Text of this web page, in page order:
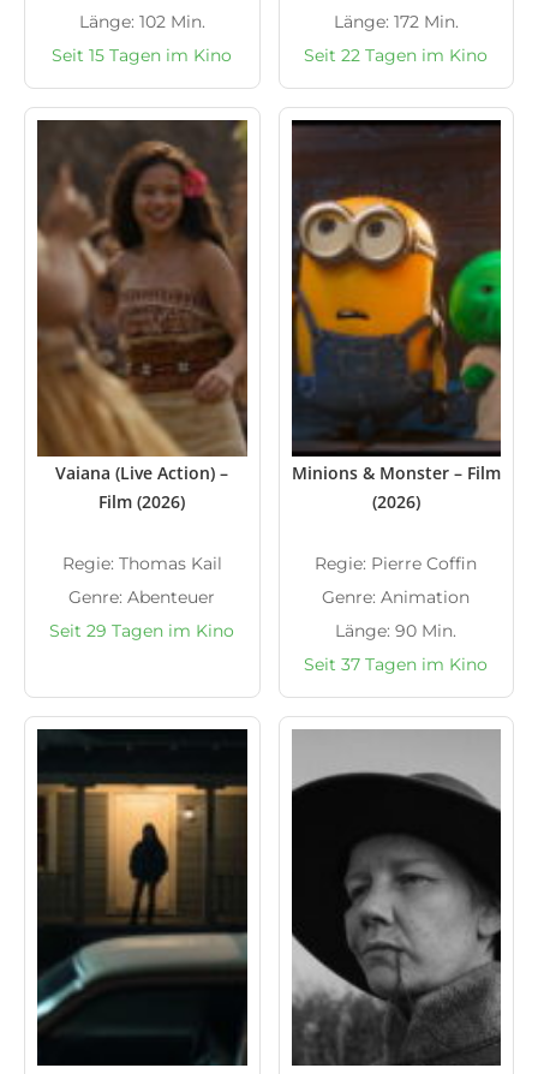
Länge: 102 Min.
Seit 15 Tagen im Kino
Länge: 172 Min.
Seit 22 Tagen im Kino
Vaiana (Live Action) –
Film (2026)
Regie: Thomas Kail
Genre: Abenteuer
Seit 29 Tagen im Kino
Minions & Monster – Film
(2026)
Regie: Pierre Coffin
Genre: Animation
Länge: 90 Min.
Seit 37 Tagen im Kino